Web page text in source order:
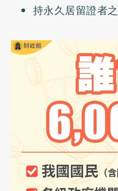
持永久居留證者